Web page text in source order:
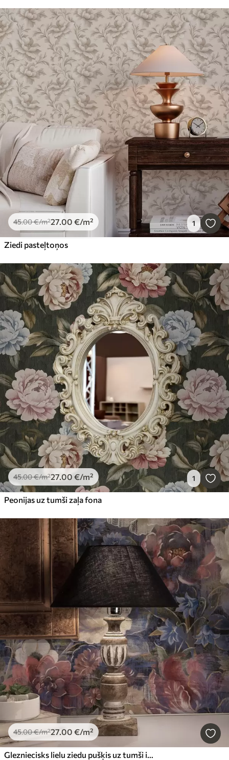
45.00€/m²27.00 €/m² 1
Ziedi pasteļtoņos
45.00€/m²27.00 €/m² 1
Peonijas uz tumši zaļa fona
45.00€/m²27.00 €/m²
Glezniecisks lielu ziedu pušķis uz tumši indigo fona